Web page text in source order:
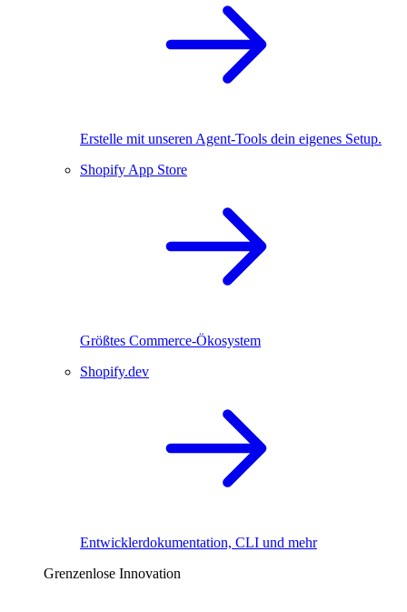
Erstelle mit unseren Agent-Tools dein eigenes Setup.
Shopify App Store
Größtes Commerce-Ökosystem
Shopify.dev
Entwicklerdokumentation, CLI und mehr
Grenzenlose Innovation